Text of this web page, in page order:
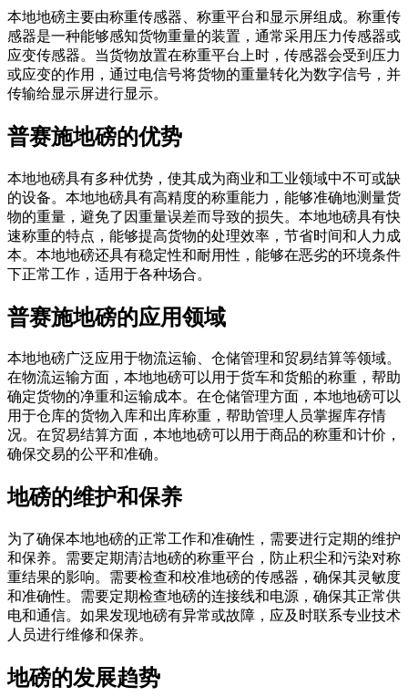
本地地磅主要由称重传感器、称重平台和显示屏组成。称重传
感器是一种能够感知货物重量的装置，通常采用压力传感器或
应变传感器。当货物放置在称重平台上时，传感器会受到压力
或应变的作用，通过电信号将货物的重量转化为数字信号，并
传输给显示屏进行显示。
普赛施地磅的优势
本地地磅具有多种优势，使其成为商业和工业领域中不可或缺
的设备。本地地磅具有高精度的称重能力，能够准确地测量货
物的重量，避免了因重量误差而导致的损失。本地地磅具有快
速称重的特点，能够提高货物的处理效率，节省时间和人力成
本。本地地磅还具有稳定性和耐用性，能够在恶劣的环境条件
下正常工作，适用于各种场合。
普赛施地磅的应用领域
本地地磅广泛应用于物流运输、仓储管理和贸易结算等领域。
在物流运输方面，本地地磅可以用于货车和货船的称重，帮助
确定货物的净重和运输成本。在仓储管理方面，本地地磅可以
用于仓库的货物入库和出库称重，帮助管理人员掌握库存情
况。在贸易结算方面，本地地磅可以用于商品的称重和计价，
确保交易的公平和准确。
地磅的维护和保养
为了确保本地地磅的正常工作和准确性，需要进行定期的维护
和保养。需要定期清洁地磅的称重平台，防止积尘和污染对称
重结果的影响。需要检查和校准地磅的传感器，确保其灵敏度
和准确性。需要定期检查地磅的连接线和电源，确保其正常供
电和通信。如果发现地磅有异常或故障，应及时联系专业技术
人员进行维修和保养。
地磅的发展趋势